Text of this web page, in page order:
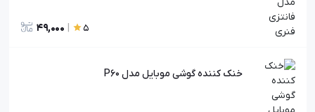
5
49,000
خنک کننده گوشی موبایل مدل P60